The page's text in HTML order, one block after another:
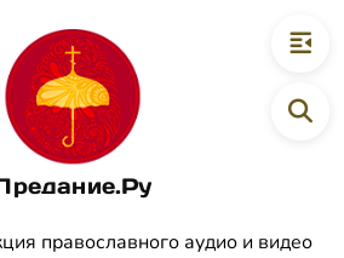
православного аудио и видео